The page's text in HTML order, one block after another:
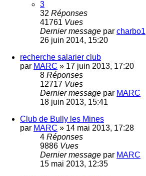
3
32 Réponses
41761 Vues
Dernier message par charbo1
26 juin 2014, 15:20
recherche salarier club
par MARC » 17 juin 2013, 17:20
8 Réponses
12717 Vues
Dernier message par MARC
18 juin 2013, 15:41
Club de Bully les Mines
par MARC » 14 mai 2013, 17:28
4 Réponses
9886 Vues
Dernier message par MARC
15 mai 2013, 12:35